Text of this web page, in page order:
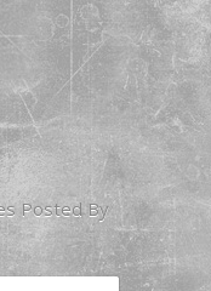
Posted By